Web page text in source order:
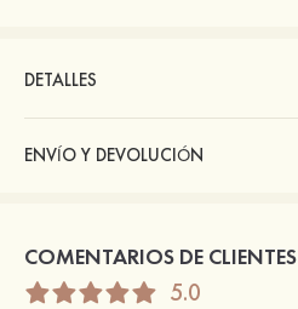
DETALLES
ENVÍO Y DEVOLUCIÓN
COMENTARIOS DE CLIENTES
5.0